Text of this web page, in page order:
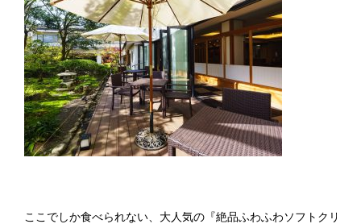
ここでしか食べられない、大人気の『絶品ふわふわソフトクリー